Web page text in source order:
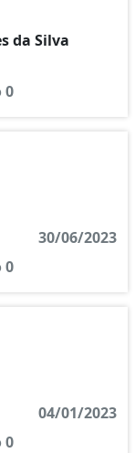
da Silva
0
30/06/2023
0
04/01/2023
0